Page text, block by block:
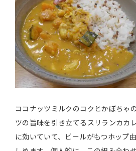
ココナッツミルクのコクとかぼちゃ
ツの旨味を引き立てるスリランカカ
に効いていて、ビールがもつホップ